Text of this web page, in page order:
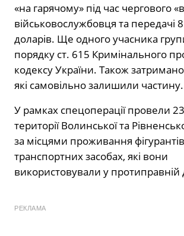
«на гарячому» під час чергового
військовослужбовця та передачі
доларів. Ще одного учасника
порядку ст. 615 Кримінального
кодексу України. Також затримано
які самовільно залишили частину.
У рамках спецоперації провели
території Волинської та
за місцями проживання
транспортних засобах, які вони
використовували у протиправній
РЕКЛАМА